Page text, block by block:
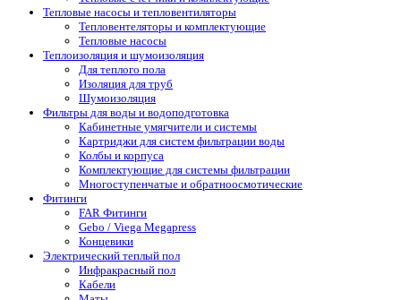
Тепловые насосы и тепловентиляторы
Тепловентеляторы и комплектующие
Тепловые насосы
Теплоизоляция и шумоизоляция
Для теплого пола
Изоляция для труб
Шумоизоляция
Фильтры для воды и водоподготовка
Кабинетные умягчители и системы
Картриджи для систем фильтрации воды
Колбы и корпуса
Комплектующие для системы фильтрации
Многоступенчатые и обратноосмотические
Фитинги
FAR Фитинги
Gebo / Viega Megapress
Концевики
Электрический теплый пол
Инфракрасный пол
Кабели